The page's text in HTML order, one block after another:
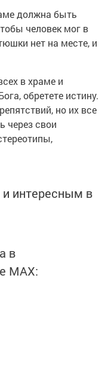
должна быть
человек мог в
нет на месте, и
в храме и
обретете истину.
но их все
через свои
интересным в
в
MАХ: